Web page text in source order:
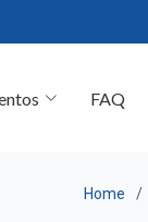
FAQ
Home